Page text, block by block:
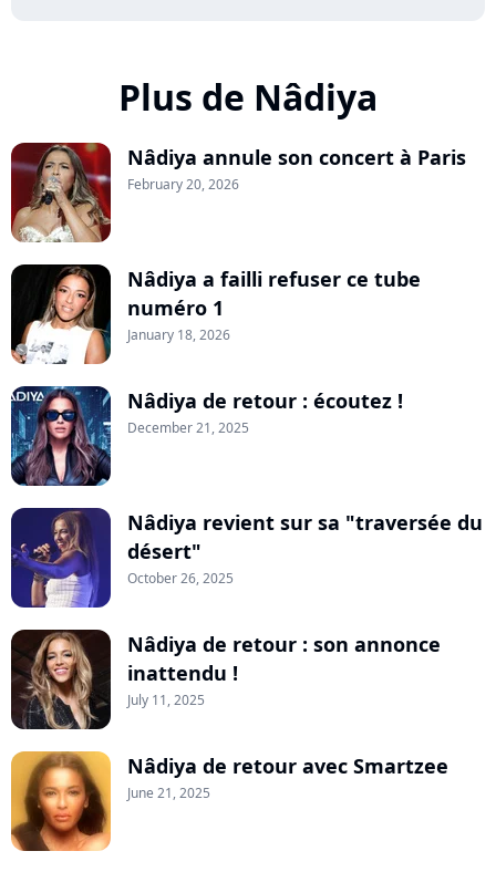
Plus de Nâdiya
Nâdiya annule son concert à Paris
February 20, 2026
Nâdiya a failli refuser ce tube
numéro 1
January 18, 2026
Nâdiya de retour : écoutez !
December 21, 2025
Nâdiya revient sur sa "traversée du
désert"
October 26, 2025
Nâdiya de retour : son annonce
inattendu !
July 11, 2025
Nâdiya de retour avec Smartzee
June 21, 2025